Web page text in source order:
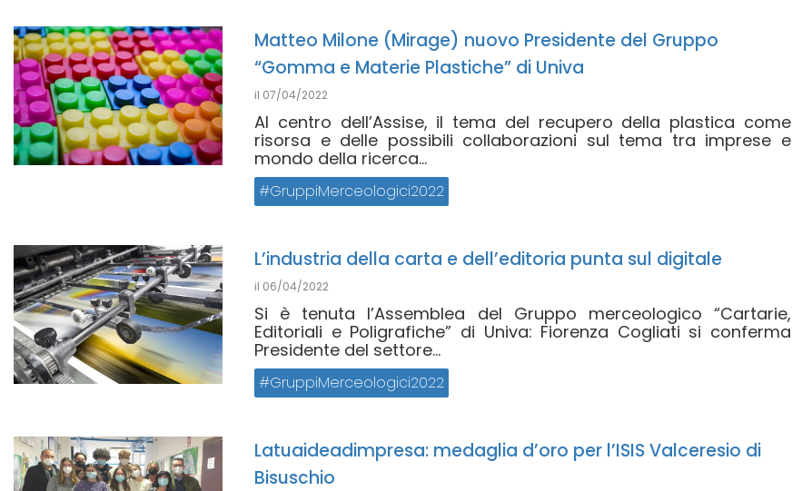
Matteo Milone (Mirage) nuovo Presidente del Gruppo
“Gomma e Materie Plastiche” di Univa
il 07/04/2022
Al centro dell’Assise, il tema del recupero della plastica come
risorsa e delle possibili collaborazioni sul tema tra imprese e
mondo della ricerca...
GruppiMerceologici2022
L’industria della carta e dell’editoria punta sul digitale
il 06/04/2022
Si è tenuta l’Assemblea del Gruppo merceologico “Cartarie,
Editoriali e Poligrafiche” di Univa: Fiorenza Cogliati si conferma
Presidente del settore...
GruppiMerceologici2022
Latuaideadimpresa: medaglia d’oro per l’ISIS Valceresio di
Bisuschio